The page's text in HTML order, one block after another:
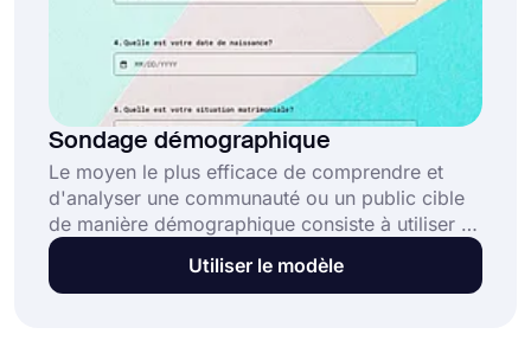
Sondage démographique
Le moyen le plus efficace de comprendre et
d'analyser une communauté ou un public cible
de manière démographique consiste à utiliser un
modèle démographique en ligne. Un sondage
démographique peut vous aider à :
Utiliser le modèle